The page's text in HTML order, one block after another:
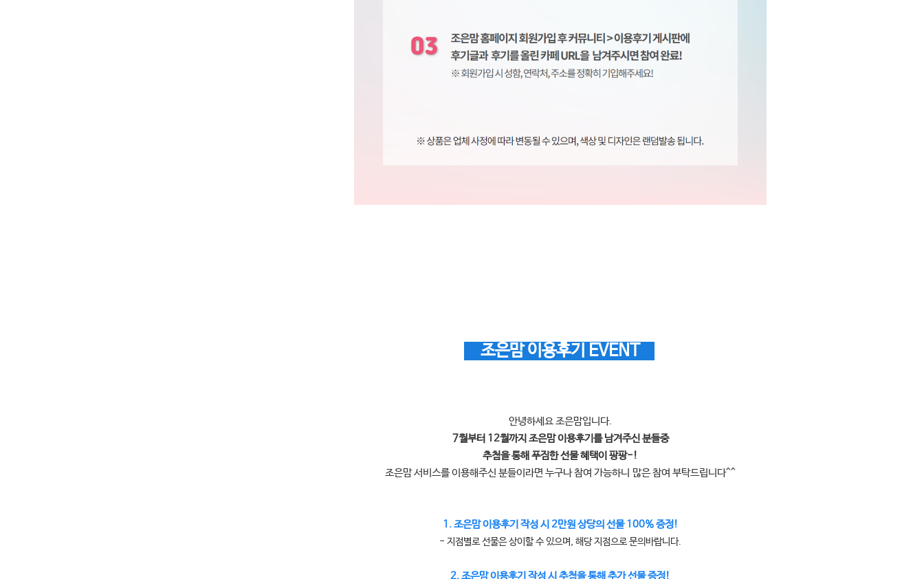
조은맘 이용후기 EVENT
안녕하세요 조은맘입니다.
7월부터 12월까지 조은맘 이용후기를 남겨주신 분들중
추첨을 통해 푸짐한 선물 혜택이 팡팡-!
조은맘 서비스를 이용해주신 분들이라면 누구나 참여 가능하니 많은 참여 부탁드립니다^^
1. 조은맘 이용후기 작성 시 2만원 상당의 선물 100% 증정!
- 지점별로 선물은 상이할 수 있으며, 해당 지점으로 문의바랍니다.
2. 조은맘 이용후기 작성 시 추첨을 통해 추가 선물 증정!